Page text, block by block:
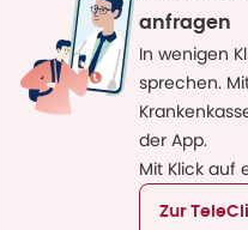
anfragen
In wenigen
sprechen.
der App.
Mit Klick auf
Zur